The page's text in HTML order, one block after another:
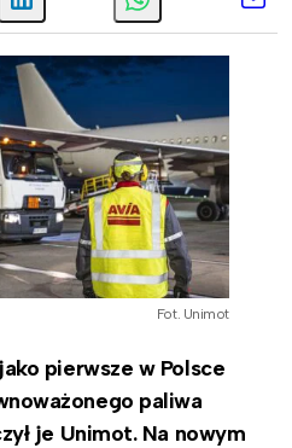
Fot. Unimot
pierwsze w Polsce
paliwa
je Unimot. Na nowym